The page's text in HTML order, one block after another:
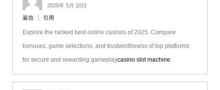
2025年 5月 10日
返信 引用
Explore the ranked best online casinos of 2025. Compare
bonuses, game selections, and trustworthiness of top platforms
for secure and rewarding gameplaycasino slot machine.